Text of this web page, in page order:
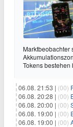
Marktbeobachter
Tokens bestehen
06.08. 21:53 | (00)
06.08. 20:28 | (00)
06.08. 20:00 | (00)
06.08. 19:00 | (00)
06.08. 19:00 | (00)